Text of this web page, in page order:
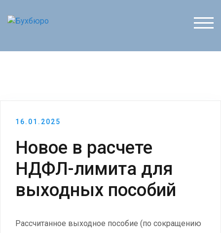
16.01.2025
Новое в расчете
НДФЛ-лимита для
выходных пособий
Рассчитанное выходное пособие (по сокращению